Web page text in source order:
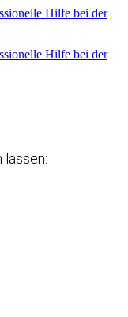
Hilfe bei der
Hilfe bei der
lassen: